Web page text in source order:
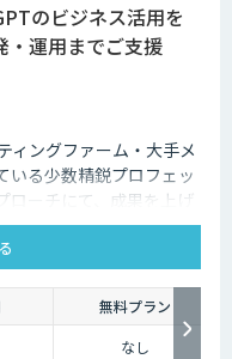
のビジネス活用を
・運用までご支援
ングファーム・大手メ
いる少数精鋭プロフェッ
ローチにて、成果を上げ
』『低予算』でご提供可
無料プラン
なし